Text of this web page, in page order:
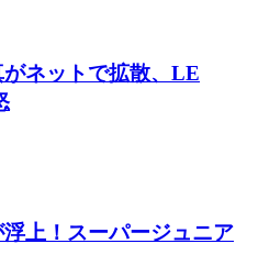
ネットで拡散、LE
上！スーパージュニア